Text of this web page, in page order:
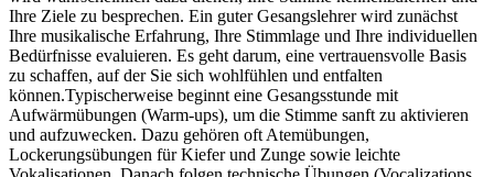
Ihre Ziele zu besprechen. Ein guter Gesangslehrer wird zunächst
Ihre musikalische Erfahrung, Ihre Stimmlage und Ihre individuellen
Bedürfnisse evaluieren. Es geht darum, eine vertrauensvolle Basis
zu schaffen, auf der Sie sich wohlfühlen und entfalten
können.Typischerweise beginnt eine Gesangsstunde mit
Aufwärmübungen (Warm-ups), um die Stimme sanft zu aktivieren
und aufzuwecken. Dazu gehören oft Atemübungen,
Lockerungsübungen für Kiefer und Zunge sowie leichte